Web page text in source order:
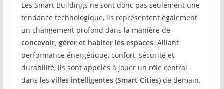
Les Smart Buildings ne sont donc pas seulement une
tendance technologique, ils représentent également
un changement profond dans la manière de
concevoir, gérer et habiter les espaces. Alliant
performance énergétique, confort, sécurité et
durabilité, ils sont appelés à jouer un rôle central
dans les villes intelligentes (Smart Cities)de demain.